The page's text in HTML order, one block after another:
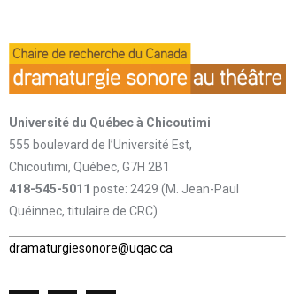
Université du Québec à Chicoutimi
555 boulevard de l’Université Est,
Chicoutimi, Québec, G7H 2B1
418-545-5011 poste: 2429 (M. Jean-Paul
Quéinnec, titulaire de CRC)
dramaturgiesonore@uqac.ca